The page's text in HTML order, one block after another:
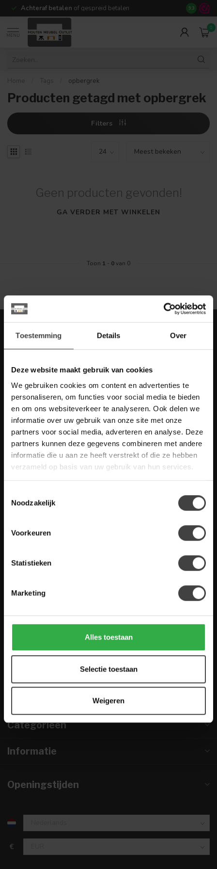
Toestemming Details Over
Deze website maakt gebruik van cookies
We gebruiken cookies om content en advertenties te
personaliseren, om functies voor social media te bieden
en om ons websiteverkeer te analyseren. Ook delen we
informatie over uw gebruik van onze site met onze
partners voor social media, adverteren en analyse. Deze
partners kunnen deze gegevens combineren met andere
informatie die u aan ze heeft verstrekt of die ze hebben
verzameld op basis van uw gebruik van hun services.
Noodzakelijk
Voorkeuren
Statistieken
Marketing
Alles toestaan
Selectie toestaan
Weigeren
Achteraf betalen of gespreid betalen 14 dagen
9.3
MENU
0
Home Tags opbergrek
Producten getagd met opbergrek
Filters
Geen producten gevonden!
GA VERDER MET WINKELEN
Toon 1 - 0van 0
Meer informatie
Heb je vragen over onze artikelen of jouw aankoop? Bekijk dan
de klantenservice pagina. Daar staan antwoorden op veel
gestelde vragen. Staat jouw vraag er niet tussen? Dan staat er
ook vermeld hoe je contact met ons kunt opnemen.
Klantenservice
scherpe acties
Blijf op de hoogte van onze actuele aanbiedingen
Houten Meubel Outlet
Zandwilg 21
Nederland
info@houtenmeubeloutlet.nl
KVK nummer:67984495
NL857253633B01
Categorieën
Informatie
Openingstijden
€